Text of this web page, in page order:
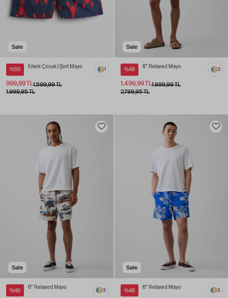
Sale
%50
Erkek Çocuk | Şort Mayo
1.599,99 TL
999,99 TL
1
1.999,95 TL
Sale
%46
6" Relaxed Mayo
1.999,99 TL
1.499,99 TL
2
2.799,95 TL
Sale
%46
6" Relaxed Mayo
3
Sale
%46
6" Relaxed Mayo
3